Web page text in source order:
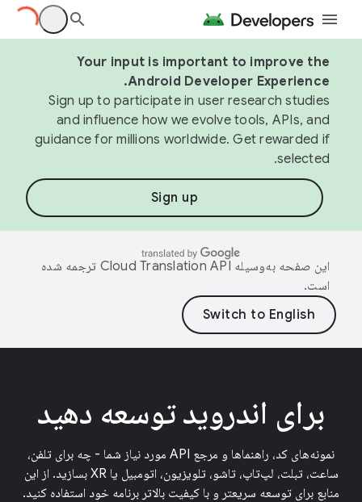
Your input is important to improve the
Android Developer Experience.
Sign up to participate in user research studies
and influence how we evolve tools, APIs, and
guidance for millions worldwide. Get rewarded if
selected.
Sign up
این صفحه به‌وسیله
ترجمه شده
است.
برای اندروید توسعه دهید
نمونه‌های کد، راهنماها و مرجع API مورد نیاز شما - چه برای تلفن،
ساعت، تبلت، لپ‌تاپ، تاشو، تلویزیون، اتومبیل یا XR بسازید. از این
منابع برای توسعه سریعتر و با کیفیت بالاتر برنامه خود استفاده کنید.